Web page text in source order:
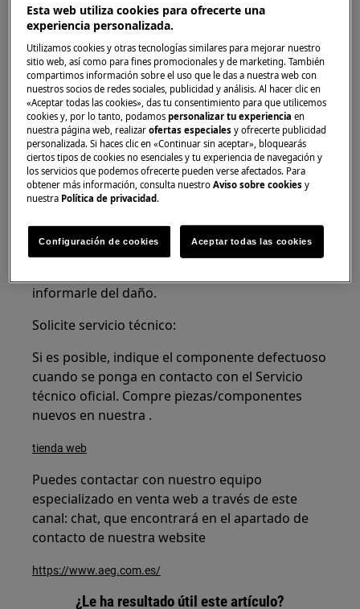
extractora:
Póngase en contacto con el distribuidor
inmediatamente para informarle del daño
detectado, que se produjo durante el
transporte del electrodoméstico. Localice el
número de teléfono del distribuidor en la
factura o albarán de entrega.
No intente conectar ni utilizar el
electrodoméstico.
Si detecta el daño después de la instalación del
electrodoméstico o al usarlo por primera vez:
informarle del daño.
Solicite servicio técnico:
Si es posible, indique el componente defectuoso
cuando se ponga en contacto con el Servicio
técnico oficial. Compre piezas/componentes
nuevos en nuestra .
tienda web
Puedes contactar con nuestro equipo
especializado en venta web a través de este
canal: chat, que encontrará en el apartado de
contacto de nuestra website
https://www.aeg.com.es/
¿Le ha resultado útil este artículo?
Esta web utiliza cookies para ofrecerte una
experiencia personalizada.
Utilizamos cookies y otras tecnologías similares para mejorar nuestro
sitio web, así como para fines promocionales y de marketing. También
compartimos información sobre el uso que le das a nuestra web con
nuestros socios de redes sociales, publicidad y análisis. Al hacer clic en
«Aceptar todas las cookies», das tu consentimiento para que utilicemos
cookies y, por lo tanto, podamospersonalizar tu experienciaen
nuestra página web, realizarofertas especiales y ofrecerte publicidad
personalizada. Si haces clic en «Continuar sin aceptar», bloquearás
ciertos tipos de cookies no esenciales y tu experiencia de navegación y
los servicios que podemos ofrecerte pueden verse afectados. Para
obtener más información, consulta nuestroAviso sobre cookies y
nuestra Política de privacidad.
Configuración de cookies Aceptar todas las cookies